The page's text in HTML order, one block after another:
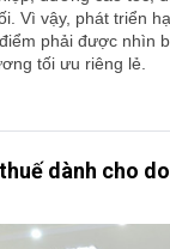
Vì vậy, phát triển
phải được nhìn
tối ưu riêng lẻ.
dành cho